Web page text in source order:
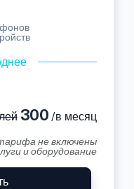
300 /в месяц
не включены
и оборудование